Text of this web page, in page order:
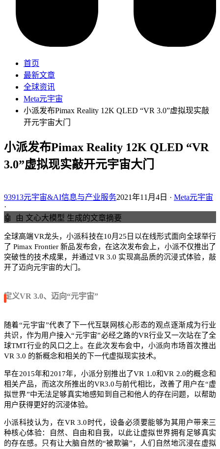
首页
最新文章
全球资讯
Meta元宇宙
小派发布Pimax Reality 12K QLED “VR 3.0”虚拟现实敲
开元宇宙大门
小派发布Pimax Reality 12K QLED “VR
3.0”虚拟现实敲开元宇宙大门
93913元宇宙&AI信息与产业服务2021年11月4日 · Meta元宇宙
·
🤖
由 文心大模型 生成的文章摘要
全球高端VR龙头，小派科技在10月25日以在线形式面向全球举行
了 Pimax Frontier 新品发布会，在这次发布会上，小派不仅推出了
突破性的技术成果，并通过VR 3.0 实现高品质的沉浸式体验，敲
开了迈向元宇宙的大门。
定义VR 3.0、迈向“元宇宙”
随着“元宇宙”代表了下一代互联网核心形态的观点逐渐成为行业
共识，作为用户接入“元宇宙”必经之路的VR行业又一次站在了全
球TMT行业的风口之上。在此次发布会中，小派向市场首次推出
VR 3.0 的新概念和相关的下一代虚拟现实技术。
早在2015年和2017年，小派分别推出了VR 1.0和VR 2.0的概念和
相关产品，而这次所推出的VR3.0与前代相比，改善了用户在“虚
拟世界”中无法足够真实地感知到自己和他人的存在问题，以帮助
用户获得更好的沉浸体验。
小派科技认为，在VR 3.0时代，设备必须要能够为其用户带来三
种核心体验：自然、自由和自我，以此让虚拟世界拥有足够真实
的存在感。只有让大脑自然的“被欺骗”，人们自然地沉浸在虚拟